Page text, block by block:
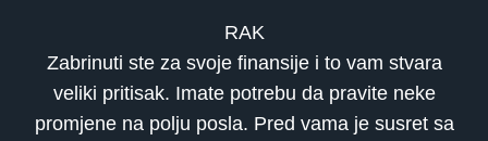
RAK
Zabrinuti ste za svoje finansije i to vam stvara
veliki pritisak. Imate potrebu da pravite neke
promjene na polju posla. Pred vama je susret sa